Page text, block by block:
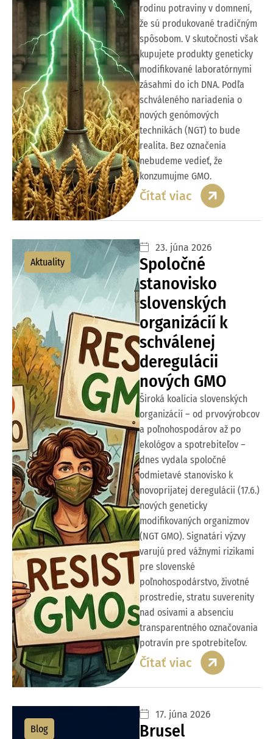
rodinu potraviny v domnení,
že sú produkované tradičným
spôsobom. V skutočnosti však
kupujete produkty geneticky
modifikované laboratórnymi
zásahmi do ich DNA. Podľa
schváleného nariadenia o
nových genómových
technikách (NGT) to bude
realita. Bez označenia
nebudeme vedieť, že
konzumujme GMO.
Čítať viac
Aktuality
23. júna 2026
Spoločné
stanovisko
slovenských
organizácií k
schválenej
deregulácii
nových GMO
Široká koalícia slovenských
organizácií – od prvovýrobcov
a poľnohospodárov až po
ekológov a spotrebiteľov –
dnes vydala spoločné
odmietavé stanovisko k
novoprijatej deregulácii (17.6.)
nových geneticky
modifikovaných organizmov
(NGT GMO). Signatári výzvy
varujú pred vážnymi rizikami
pre slovenské
poľnohospodárstvo, životné
prostredie, stratu suverenity
nad osivami a absenciu
transparentného označovania
potravín pre spotrebiteľov.
Čítať viac
Blog
17. júna 2026
Brusel